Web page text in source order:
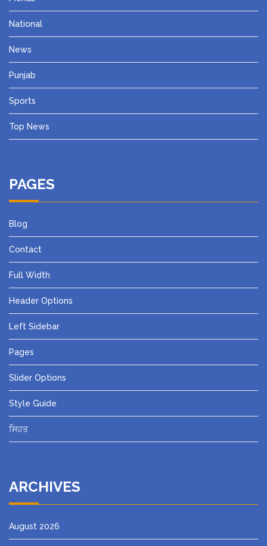
National
News
Punjab
Sports
Top News
PAGES
Blog
Contact
Full Width
Header Options
Left Sidebar
Pages
Slider Options
Style Guide
ਸਿਹਤ
ARCHIVES
August 2026